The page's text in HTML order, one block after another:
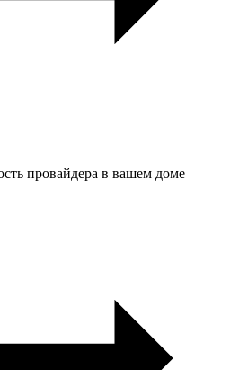
провайдера в вашем доме